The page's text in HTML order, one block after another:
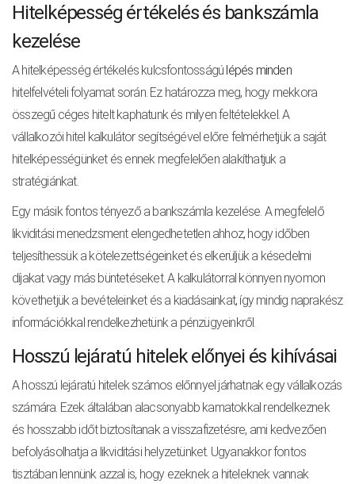
Hitelképesség értékelés és bankszámla
kezelése
A hitelképesség értékelés kulcsfontosságú lépés minden
hitelfelvételi folyamat során. Ez határozza meg, hogy mekkora
összegű céges hitelt kaphatunk és milyen feltételekkel. A
vállalkozói hitel kalkulátor segítségével előre felmérhetjük a saját
hitelképességünket és ennek megfelelően alakíthatjuk a
stratégiánkat.
Egy másik fontos tényező a bankszámla kezelése. A megfelelő
likviditási menedzsment elengedhetetlen ahhoz, hogy időben
teljesíthessük a kötelezettségeinket és elkerüljük a késedelmi
díjakat vagy más büntetéseket. A kalkulátorral könnyen nyomon
követhetjük a bevételeinket és a kiadásainkat, így mindig naprakész
információkkal rendelkezhetünk a pénzügyeinkről.
Hosszú lejáratú hitelek előnyei és kihívásai
A hosszú lejáratú hitelek számos előnnyel járhatnak egy vállalkozás
számára. Ezek általában alacsonyabb kamatokkal rendelkeznek
és hosszabb időt biztosítanak a visszafizetésre, ami kedvezően
befolyásolhatja a likviditási helyzetünket. Ugyanakkor fontos
tisztában lennünk azzal is, hogy ezeknek a hiteleknek vannak